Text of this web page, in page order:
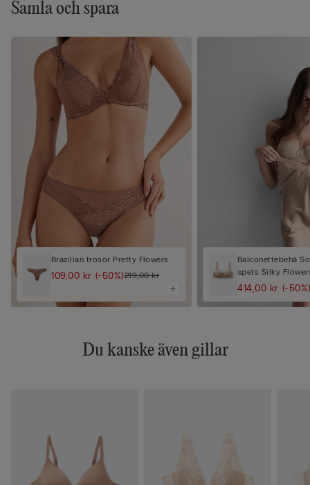
Samla och spara
Brazilian trosor Pretty Flowers
109,00 kr (-50%)219,00 kr
Balconettebehå
spets Silky
414,00 kr (-
Du kanske även gillar